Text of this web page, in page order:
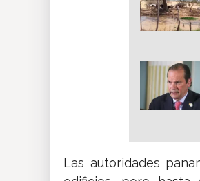
Las autoridades